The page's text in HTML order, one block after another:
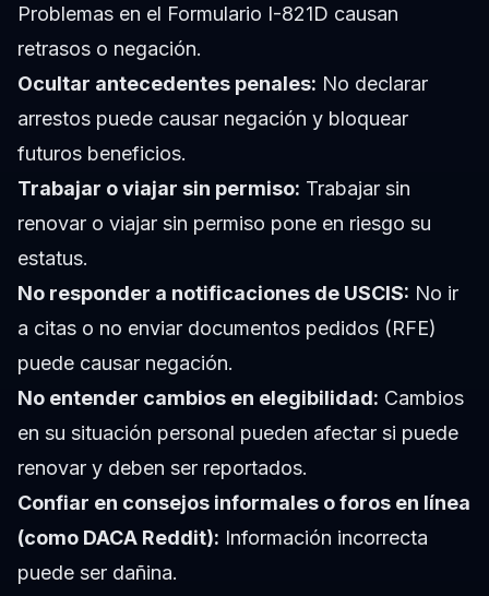
Problemas en el Formulario I-821D causan
retrasos o negación.
Ocultar antecedentes penales: No declarar
arrestos puede causar negación y bloquear
futuros beneficios.
Trabajar o viajar sin permiso: Trabajar sin
renovar o viajar sin permiso pone en riesgo su
estatus.
No responder a notificaciones de USCIS: No ir
a citas o no enviar documentos pedidos (RFE)
puede causar negación.
No entender cambios en elegibilidad: Cambios
en su situación personal pueden afectar si puede
renovar y deben ser reportados.
Confiar en consejos informales o foros en línea
(como DACA Reddit): Información incorrecta
puede ser dañina.